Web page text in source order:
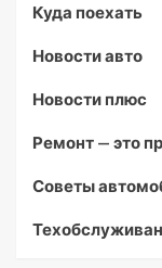
Куда поехать
Новости авто
Новости плюс
Ремонт — это
Советы